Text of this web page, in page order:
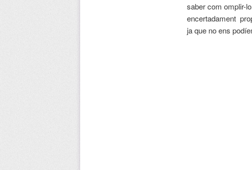
saber com omplir-
encertadament
ja que no ens